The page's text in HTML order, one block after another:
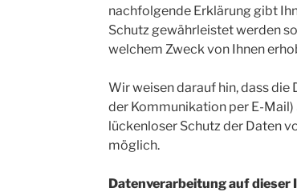
nachfolgende Erklärung gibt
Schutz gewährleistet werden
welchem Zweck von Ihnen
Wir weisen darauf hin, dass
der Kommunikation per E-
lückenloser Schutz der Daten
möglich.
Datenverarbeitung auf dieser